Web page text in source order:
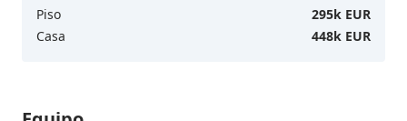
Piso
295k EUR
Casa
448k EUR